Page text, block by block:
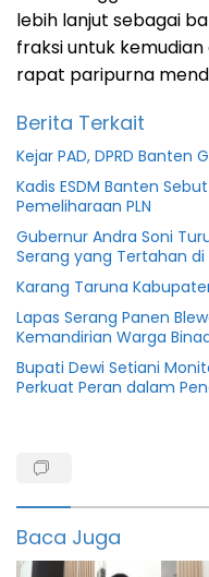
lebih lanjut sebagai
fraksi untuk
rapat paripurna
Berita Terkait
Kejar PAD, DPRD Banten
Kadis ESDM Banten
Pemeliharaan PLN
Gubernur Andra Soni
Serang yang Tertahan di
Karang Taruna
Lapas Serang Panen
Kemandirian Warga
Bupati Dewi Setiani
Perkuat Peran dalam
Banten
Dprd
Baca Juga